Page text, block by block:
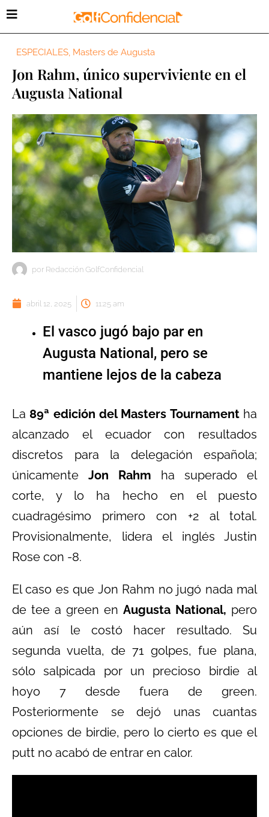
ESPECIALES, Masters de Augusta
Jon Rahm, único superviviente en el
Augusta National
por Redacción GolfConfidencial
abril 12, 2025 11:25 am
El vasco jugó bajo par en
Augusta National, pero se
mantiene lejos de la cabeza
La 89ª edición del Masters Tournamentha
alcanzado el ecuador con resultados
discretos para la delegación española;
únicamente Jon Rahm ha superado el
corte, y lo ha hecho en el puesto
cuadragésimo primero con +2 al total.
Provisionalmente, lidera el inglés Justin
Rose con -8.
El caso es que Jon Rahm no jugó nada mal
de tee a green en Augusta National, pero
aún así le costó hacer resultado. Su
segunda vuelta, de 71 golpes, fue plana,
sólo salpicada por un precioso birdie al
hoyo 7 desde fuera de green.
Posteriormente se dejó unas cuantas
opciones de birdie, pero lo cierto es que el
putt no acabó de entrar en calor.